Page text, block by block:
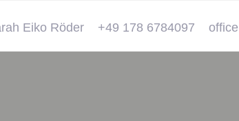
Eiko Röder +49 178 6784097